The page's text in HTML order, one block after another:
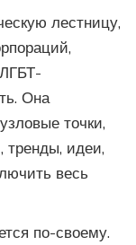
лестницу,
Она
точки,
тренды, идеи,
весь
по-своему.